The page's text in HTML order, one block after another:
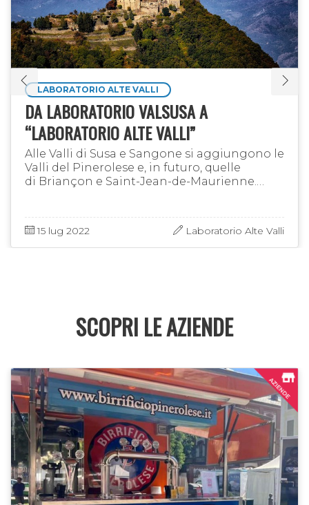
LABORATORIO ALTE VALLI
DA LABORATORIO VALSUSA A
“LABORATORIO ALTE VALLI”
Alle Valli di Susa e Sangone si aggiungono le
Valli del Pinerolese e, in futuro, quelle
di Briançon e Saint-Jean-de-Maurienne.
15 lug 2022 Laboratorio Alte Valli
SCOPRI LE AZIENDE